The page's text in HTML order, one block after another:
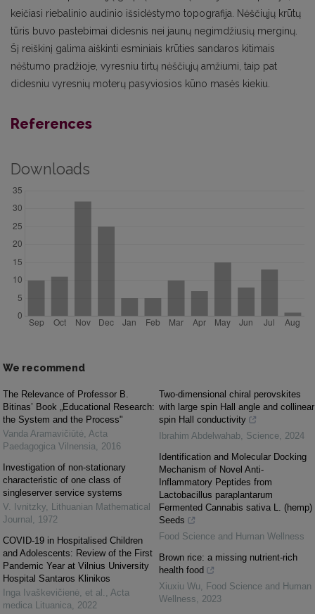
keičiasi riebalinio audinio išsidėstymo topografija. Nėščiųjų krūtų
tūris buvo pastebimai didesnis nei jaunų negimdžiusių merginų.
Šį reiškinį galima aiškinti esminiais krūties sandaros kitimais
nėštumo pradžioje, vyresniu tirtų nėščiųjų amžiumi, taip pat
didesniu vyresnių moterų pasyviosios kūno masės kiekiu.
References
Downloads
We recommend
The Relevance of Professor B.
Bitinas’ Book „Educational Research:
the System and the Process"
Vanda Aramavičiūtė, Acta
Paedagogica Vilnensia, 2016
Investigation of non-stationary
characteristic of one class of
singleserver service systems
V. Ivnitzky, Lithuanian Mathematical
Journal , 1972
COVID-19 in Hospitalised Children
and Adolescents: Review of the First
Pandemic Year at Vilnius University
Hospital Santaros Klinikos
Inga Ivaškevičienė, et al. , Acta
medica Lituanica, 2022
Two-dimensional chiral perovskites
with large spin Hall angle and collinear
spin Hall conductivity
Ibrahim Abdelwahab, Science, 2024
Identification and Molecular Docking
Mechanism of Novel Anti-
Inflammatory Peptides from
Lactobacillus paraplantarum
Fermented Cannabis sativa L. (hemp)
Seeds
Food Science and Human Wellness
Brown rice: a missing nutrient-rich
health food
Xiuxiu Wu, Food Science and Human
Wellness, 2023